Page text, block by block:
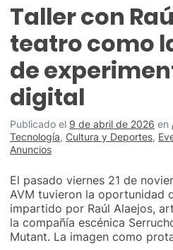
Taller con
teatro como
de
digital
Publicado el 9 de abril de 2026 en
Tecnología, Cultura y Deportes,
Anuncios
El pasado viernes 21 de
AVM tuvieron la oportunidad
impartido por Raúl Alaejos,
la compañía escénica
Mutant. La imagen como